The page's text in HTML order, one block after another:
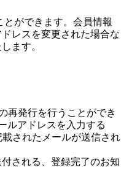
とができます。会員情報
レスを変更された場合な
ます。
再発行を行うことができ
ルアドレスを入力する
されたメールが送信され
される、登録完了のお知